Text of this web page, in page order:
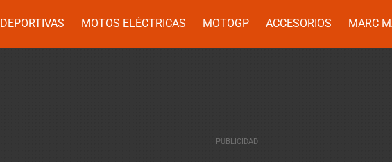
DEPORTIVAS MOTOS ELÉCTRICAS MOTOGP ACCESORIOS
MARC